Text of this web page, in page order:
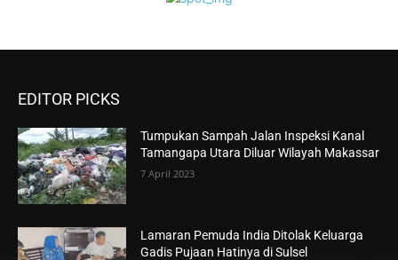
EDITOR PICKS
Tumpukan Sampah Jalan Inspeksi Kanal
Tamangapa Utara Diluar Wilayah Makassar
7 April 2023
Lamaran Pemuda India Ditolak Keluarga
Gadis Pujaan Hatinya di Sulsel